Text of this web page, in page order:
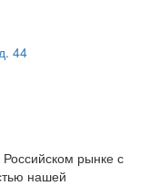
44
рынке с
нашей